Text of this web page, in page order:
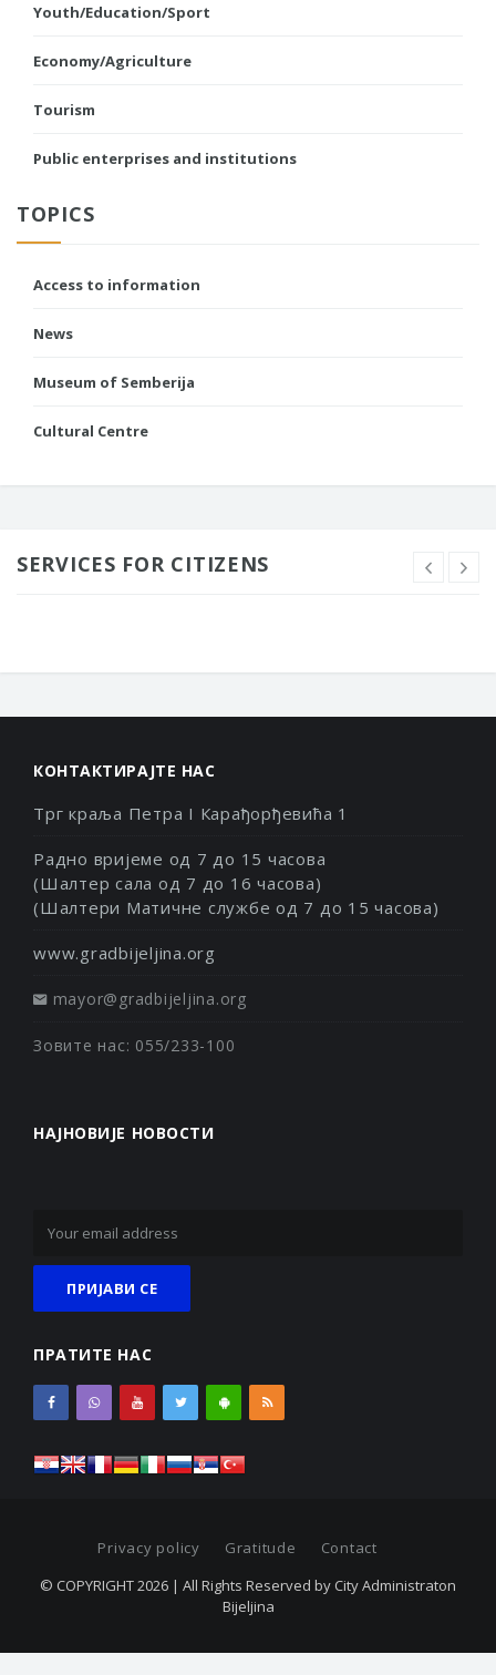
Youth/Education/Sport
Economy/Agriculture
Tourism
Public enterprises and institutions
TOPICS
Access to information
News
Museum of Semberija
Cultural Centre
SERVICES FOR CITIZENS
КОНТАКТИРАЈТЕ НАС
Трг краља Петра I Карађорђевића 1
Радно вријеме од 7 до 15 часова
(Шалтер сала од 7 до 16 часова)
(Шалтери Матичне службе од 7 до 15 часова)
www.gradbijeljina.org
mayor@gradbijeljina.org
Зовите нас: 055/233-100
НАЈНОВИЈЕ НОВОСТИ
ПРАТИТЕ НАС
Privacy policy Gratitude
Contact
© COPYRIGHT 2026 | All Rights Reserved by City Administraton
Bijeljina